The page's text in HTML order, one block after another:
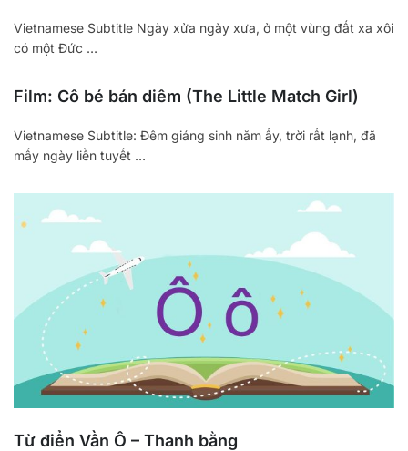
Vietnamese Subtitle Ngày xửa ngày xưa, ở một vùng đất xa xôi
có một Đức …
Film: Cô bé bán diêm (The Little Match Girl)
Vietnamese Subtitle: Đêm giáng sinh năm ấy, trời rất lạnh, đã
mấy ngày liền tuyết …
Từ điển Vần Ô – Thanh bằng